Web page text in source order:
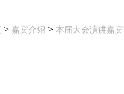
> 嘉宾介绍 > 本届大会演讲嘉宾